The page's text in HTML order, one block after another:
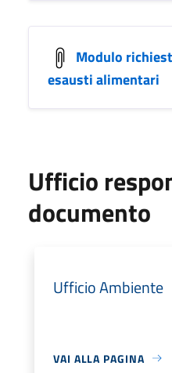
Modulo
esausti alimentari
Ufficio
documento
Ufficio Ambiente
VAI ALLA PAGINA